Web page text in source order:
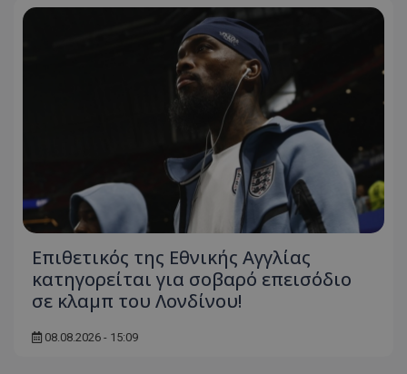
Επιθετικός της Εθνικής Αγγλίας
κατηγορείται για σοβαρό επεισόδιο
σε κλαμπ του Λονδίνου!
08.08.2026 - 15:09